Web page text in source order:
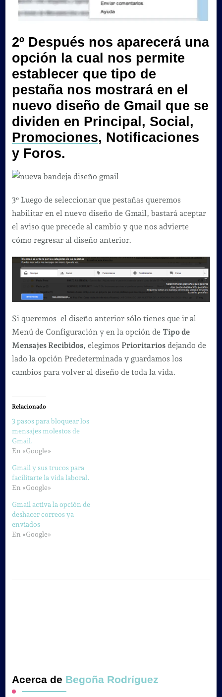
2º Después nos aparecerá una
opción la cual nos permite
establecer que tipo de
pestaña nos mostrará en el
nuevo diseño de Gmail que se
dividen en Principal, Social ,
Promociones, Notificaciones
y Foros.
3º Luego de seleccionar que pestañas queremos
habilitar en el nuevo diseño de Gmail, bastará aceptar
el aviso que precede al cambio y que nos advierte
cómo regresar al diseño anterior.
Si queremos el diseño anterior sólo tienes que ir al
Menú de Configuración y en la opción de Tipo de
Mensajes Recibidos, elegimos Prioritariosdejando de
lado la opción Predeterminada y guardamos los
cambios para volver al diseño de toda la vida.
Relacionado
3 pasos para bloquear los
mensajes molestos de
Gmail.
En «Google»
Gmail y sus trucos para
facilitarte la vida laboral.
En «Google»
Gmail activa la opción de
deshacer correos ya
enviados
En «Google»
Acerca de Begoña Rodríguez